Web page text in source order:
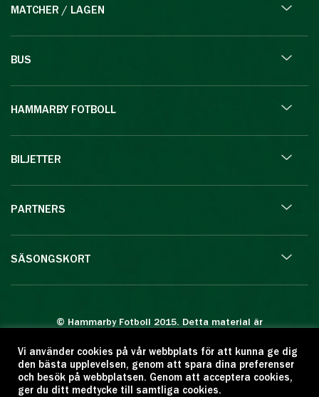
MATCHER / LAGEN
BUS
HAMMARBY FOTBOLL
BILJETTER
PARTNERS
SÄSONGSKORT
© Hammarby Fotboll 2015. Detta material är
Eftertryck eller annan kopiering är förbjuden.
Citera oss gärna men ange källan:
www.hammarbyfotboll.se. Ansvarig utgivare:
Vi använder cookies på vår webbplats för att kunna ge dig
den bästa upplevelsen, genom att spara dina preferenser
och besök på webbplatsen. Genom att acceptera cookies,
ger du ditt medtycke till samtliga cookies.